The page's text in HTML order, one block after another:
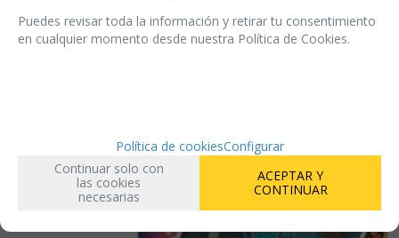
Puedes revisar toda la información y retirar tu consentimiento
en cualquier momento desde nuestra Política de Cookies.
Política de cookiesConfigurar
Continuar solo con
las cookies
necesarias
ACEPTAR Y
CONTINUAR